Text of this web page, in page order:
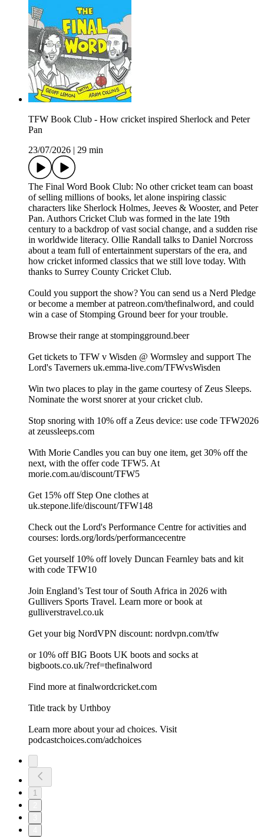
TFW Book Club - How cricket inspired Sherlock and Peter
Pan
23/07/2026
29 min
The Final Word Book Club: No other cricket team can boast
of selling millions of books, let alone inspiring classic
characters like Sherlock Holmes, Jeeves & Wooster, and Peter
Pan. Authors Cricket Club was formed in the late 19th
century to a backdrop of vast social change, and a sudden rise
in worldwide literacy. Ollie Randall talks to Daniel Norcross
about a team full of entertainment superstars of the era, and
how cricket informed classics that we still love today. With
thanks to Surrey County Cricket Club.
Could you support the show? You can send us a Nerd Pledge
or become a member at ⁠⁠⁠⁠⁠⁠⁠⁠⁠⁠⁠⁠⁠⁠⁠⁠⁠⁠⁠⁠⁠⁠⁠⁠⁠⁠⁠⁠⁠⁠⁠⁠⁠⁠⁠⁠⁠⁠⁠⁠⁠⁠⁠⁠⁠⁠⁠⁠⁠⁠⁠⁠⁠⁠⁠⁠⁠⁠⁠⁠⁠⁠⁠⁠⁠⁠⁠⁠⁠⁠⁠⁠⁠⁠⁠⁠⁠⁠⁠⁠⁠⁠⁠⁠⁠⁠⁠⁠⁠⁠⁠⁠⁠⁠⁠⁠⁠⁠⁠⁠⁠⁠⁠⁠⁠⁠⁠⁠⁠⁠⁠⁠⁠⁠⁠⁠⁠⁠⁠⁠⁠patreon.com/thefinalword⁠⁠⁠⁠⁠⁠⁠⁠⁠⁠⁠⁠⁠⁠⁠⁠⁠⁠⁠⁠⁠⁠⁠⁠⁠⁠⁠⁠⁠⁠⁠⁠⁠⁠⁠⁠⁠⁠⁠⁠⁠⁠⁠⁠⁠⁠⁠⁠⁠⁠⁠⁠⁠⁠⁠⁠⁠⁠⁠⁠⁠⁠⁠⁠⁠⁠⁠⁠⁠⁠⁠⁠⁠⁠⁠⁠⁠⁠⁠⁠⁠⁠⁠⁠⁠⁠⁠⁠⁠⁠⁠⁠⁠⁠⁠⁠⁠⁠⁠⁠⁠⁠⁠⁠⁠⁠⁠⁠⁠⁠⁠⁠⁠⁠⁠⁠⁠⁠⁠, and could
win a case of Stomping Ground beer for your trouble.
Browse their range at ⁠⁠⁠⁠⁠⁠⁠⁠⁠⁠⁠⁠⁠⁠⁠⁠⁠⁠⁠⁠⁠⁠⁠⁠⁠⁠⁠⁠⁠⁠⁠⁠⁠⁠⁠⁠⁠⁠⁠⁠⁠stompingground.beer⁠⁠⁠⁠⁠⁠⁠⁠⁠⁠⁠⁠⁠⁠⁠⁠⁠⁠⁠⁠⁠⁠⁠⁠⁠⁠⁠⁠⁠⁠⁠⁠⁠⁠⁠⁠⁠⁠⁠⁠⁠⁠⁠⁠⁠⁠⁠⁠⁠⁠⁠⁠⁠⁠⁠⁠⁠⁠⁠⁠⁠⁠⁠⁠⁠⁠⁠⁠⁠⁠⁠⁠⁠⁠⁠⁠⁠
Get tickets to TFW v Wisden @ Wormsley and support The
Lord's Taverners ⁠⁠⁠⁠uk.emma-live.com/TFWvsWisden⁠⁠⁠⁠
Win two places to play in the game courtesy of Zeus Sleeps.
⁠⁠⁠⁠Nominate the worst snorer at your cricket club. ⁠⁠
Stop snoring with 10% off a Zeus device: use code TFW2026
at ⁠⁠⁠⁠⁠⁠⁠⁠⁠⁠⁠⁠⁠⁠⁠⁠⁠⁠⁠⁠⁠⁠⁠⁠⁠⁠⁠⁠⁠⁠⁠⁠⁠⁠⁠⁠⁠⁠⁠⁠⁠⁠⁠⁠⁠⁠⁠⁠⁠⁠⁠⁠⁠⁠⁠⁠⁠⁠⁠⁠⁠⁠⁠⁠⁠⁠⁠⁠⁠⁠⁠⁠⁠⁠⁠⁠⁠⁠⁠zeussleeps.com⁠⁠⁠⁠⁠⁠⁠⁠⁠⁠⁠⁠⁠⁠⁠⁠⁠⁠⁠⁠⁠⁠⁠⁠⁠⁠⁠⁠⁠⁠⁠⁠⁠⁠⁠⁠⁠⁠⁠⁠⁠⁠⁠⁠⁠⁠⁠⁠⁠⁠⁠⁠⁠⁠⁠⁠⁠⁠⁠⁠⁠⁠⁠⁠⁠⁠⁠⁠⁠⁠⁠⁠⁠⁠⁠⁠⁠⁠⁠
With Morie Candles you can buy one item, get 30% off the
next, with the offer code TFW5. At
⁠⁠⁠⁠⁠⁠⁠⁠⁠⁠⁠⁠⁠⁠⁠⁠⁠⁠⁠⁠⁠⁠⁠⁠morie.com.au⁠⁠⁠⁠⁠⁠⁠⁠⁠⁠⁠⁠⁠/discount/TFW5⁠
Get 15% off Step One clothes at
⁠⁠⁠⁠⁠⁠⁠⁠⁠⁠⁠⁠⁠⁠⁠⁠⁠⁠⁠⁠⁠⁠⁠⁠⁠⁠⁠⁠⁠⁠⁠⁠⁠⁠⁠⁠⁠⁠⁠⁠⁠⁠⁠⁠⁠⁠⁠⁠⁠uk.stepone.life/discount/TFW148⁠⁠⁠⁠⁠⁠⁠⁠⁠⁠⁠⁠⁠⁠⁠⁠⁠⁠⁠⁠⁠⁠⁠⁠⁠⁠⁠⁠⁠⁠⁠⁠⁠⁠⁠⁠⁠⁠⁠⁠⁠⁠⁠⁠⁠⁠⁠⁠⁠⁠⁠⁠⁠⁠⁠⁠⁠⁠⁠⁠⁠⁠⁠⁠⁠⁠⁠⁠⁠⁠
Check out the Lord's Performance Centre for activities and
courses: ⁠⁠⁠⁠⁠⁠⁠⁠⁠⁠⁠⁠⁠⁠⁠⁠⁠⁠⁠⁠⁠⁠⁠⁠⁠⁠⁠⁠⁠lords.org/lords/performancecentre⁠⁠⁠⁠⁠⁠⁠⁠⁠⁠⁠⁠⁠⁠⁠⁠⁠⁠⁠⁠⁠⁠⁠⁠⁠⁠⁠⁠⁠
Get yourself 10% off lovely ⁠⁠⁠⁠⁠⁠⁠⁠⁠⁠⁠⁠⁠⁠⁠⁠⁠⁠Duncan Fearnley ⁠⁠⁠⁠⁠⁠⁠⁠⁠⁠⁠⁠⁠⁠⁠⁠⁠⁠bats and kit
with code TFW10
Join England’s Test tour of South Africa in 2026 with
Gullivers Sports Travel. Learn more or book at
⁠⁠⁠⁠⁠⁠⁠⁠⁠⁠⁠⁠⁠⁠⁠⁠⁠⁠⁠⁠⁠⁠⁠⁠⁠⁠gulliverstravel.co.uk⁠⁠⁠⁠⁠⁠⁠⁠⁠⁠⁠⁠⁠⁠⁠⁠⁠⁠⁠⁠⁠⁠⁠⁠⁠
⁠⁠⁠⁠⁠⁠⁠⁠⁠⁠⁠⁠⁠⁠⁠⁠⁠⁠⁠⁠⁠⁠⁠⁠⁠⁠⁠⁠⁠⁠⁠⁠⁠⁠⁠⁠⁠⁠⁠⁠⁠⁠⁠⁠⁠⁠⁠⁠⁠⁠⁠⁠⁠⁠⁠⁠⁠⁠⁠⁠⁠⁠⁠⁠⁠⁠⁠⁠⁠⁠⁠⁠⁠⁠⁠⁠⁠⁠⁠⁠⁠⁠⁠⁠⁠⁠⁠⁠⁠⁠⁠⁠⁠⁠⁠⁠⁠⁠⁠⁠⁠⁠⁠⁠⁠⁠⁠⁠⁠⁠⁠⁠⁠⁠⁠⁠⁠⁠⁠⁠⁠⁠⁠⁠⁠⁠⁠⁠⁠⁠⁠⁠⁠⁠⁠⁠⁠⁠⁠⁠⁠⁠⁠⁠⁠⁠⁠⁠⁠⁠⁠⁠⁠⁠⁠⁠⁠⁠⁠⁠⁠⁠⁠⁠⁠⁠⁠⁠⁠⁠⁠⁠⁠⁠⁠⁠⁠⁠⁠⁠⁠⁠⁠⁠⁠⁠⁠⁠⁠⁠⁠⁠⁠⁠⁠⁠⁠⁠⁠⁠⁠⁠⁠⁠⁠⁠⁠⁠⁠⁠⁠⁠⁠⁠⁠⁠⁠⁠⁠⁠⁠⁠⁠⁠⁠⁠⁠⁠⁠⁠Get your big NordVPN discount: ⁠⁠⁠⁠⁠⁠⁠⁠⁠⁠⁠⁠⁠⁠⁠⁠⁠⁠⁠⁠⁠⁠⁠⁠⁠⁠⁠⁠⁠⁠⁠⁠⁠⁠⁠⁠⁠⁠⁠⁠⁠⁠⁠⁠⁠⁠⁠⁠⁠⁠⁠⁠⁠⁠⁠⁠⁠⁠⁠⁠⁠⁠⁠⁠⁠⁠⁠⁠⁠⁠⁠⁠⁠⁠⁠⁠⁠⁠⁠⁠⁠⁠⁠⁠⁠⁠⁠⁠⁠⁠⁠⁠⁠⁠⁠⁠⁠⁠⁠⁠⁠⁠⁠⁠⁠⁠⁠⁠⁠⁠⁠⁠⁠⁠⁠⁠⁠⁠⁠⁠⁠⁠nordvpn.com/tfw⁠⁠⁠⁠⁠⁠⁠⁠⁠⁠⁠⁠⁠⁠⁠⁠⁠⁠⁠⁠⁠⁠⁠⁠⁠⁠⁠⁠⁠⁠⁠⁠⁠⁠⁠⁠⁠⁠⁠⁠⁠⁠⁠⁠⁠⁠⁠⁠⁠⁠⁠⁠⁠⁠⁠⁠⁠⁠⁠⁠⁠⁠⁠⁠⁠⁠⁠⁠⁠⁠⁠⁠⁠⁠⁠⁠⁠⁠⁠⁠⁠⁠⁠⁠⁠⁠⁠⁠⁠⁠⁠⁠⁠⁠⁠⁠⁠⁠⁠⁠⁠⁠⁠⁠⁠⁠⁠⁠⁠⁠⁠⁠⁠⁠⁠⁠⁠⁠⁠⁠⁠⁠
or 10% off BIG Boots UK boots and socks at
⁠⁠⁠⁠⁠⁠⁠⁠⁠⁠⁠⁠⁠⁠⁠⁠⁠⁠⁠⁠⁠⁠⁠⁠⁠⁠⁠⁠⁠⁠⁠⁠⁠⁠⁠⁠⁠⁠⁠⁠⁠⁠⁠⁠⁠⁠⁠⁠⁠⁠⁠⁠⁠⁠⁠⁠⁠⁠⁠⁠⁠⁠⁠⁠⁠⁠⁠⁠⁠⁠⁠⁠⁠⁠⁠⁠⁠bigboots.co.uk/?ref=thefinalword⁠⁠⁠⁠⁠⁠⁠⁠⁠⁠⁠⁠⁠⁠⁠⁠⁠⁠⁠⁠⁠⁠⁠⁠⁠⁠⁠⁠⁠⁠⁠⁠⁠⁠⁠⁠⁠⁠⁠⁠⁠⁠⁠⁠⁠⁠⁠⁠⁠⁠⁠⁠⁠⁠⁠⁠⁠⁠⁠⁠⁠⁠⁠⁠⁠⁠⁠⁠⁠⁠⁠⁠⁠⁠⁠⁠⁠
Find more at ⁠⁠⁠⁠⁠⁠⁠⁠⁠⁠⁠⁠⁠⁠⁠⁠⁠⁠⁠⁠⁠⁠⁠⁠⁠⁠⁠⁠⁠⁠⁠⁠⁠⁠⁠⁠⁠⁠⁠⁠⁠⁠⁠⁠⁠⁠⁠⁠⁠⁠⁠⁠⁠⁠⁠⁠⁠⁠⁠⁠⁠⁠⁠⁠⁠⁠⁠⁠⁠⁠⁠⁠⁠⁠⁠⁠⁠⁠⁠⁠⁠⁠⁠⁠⁠⁠⁠⁠⁠⁠⁠⁠⁠⁠⁠⁠⁠⁠⁠⁠⁠⁠⁠⁠⁠⁠⁠⁠⁠⁠⁠⁠⁠⁠⁠⁠⁠⁠⁠⁠⁠finalwordcricket.com⁠⁠⁠⁠⁠⁠⁠⁠⁠⁠⁠⁠⁠⁠⁠⁠⁠⁠⁠⁠⁠⁠⁠⁠⁠⁠⁠⁠⁠⁠⁠⁠⁠⁠⁠⁠⁠⁠⁠⁠⁠⁠⁠⁠⁠⁠⁠⁠⁠⁠⁠⁠⁠⁠⁠⁠⁠⁠⁠⁠⁠⁠⁠⁠⁠⁠⁠⁠⁠⁠⁠⁠⁠⁠⁠⁠⁠⁠⁠⁠⁠⁠⁠⁠⁠⁠⁠⁠⁠⁠⁠⁠⁠⁠⁠⁠⁠⁠⁠⁠⁠⁠⁠⁠⁠⁠⁠⁠⁠⁠⁠⁠⁠⁠⁠⁠⁠⁠⁠⁠⁠
Title track by ⁠⁠⁠⁠⁠⁠⁠⁠⁠⁠⁠⁠⁠⁠⁠⁠⁠⁠⁠⁠⁠⁠⁠⁠⁠⁠⁠⁠⁠⁠⁠⁠⁠⁠⁠⁠⁠⁠⁠⁠⁠⁠⁠⁠⁠⁠⁠⁠⁠⁠⁠⁠⁠⁠⁠⁠⁠⁠⁠⁠⁠⁠⁠⁠⁠⁠⁠⁠⁠⁠⁠⁠⁠⁠⁠⁠⁠⁠⁠⁠⁠⁠⁠⁠⁠⁠⁠⁠⁠⁠⁠⁠⁠⁠⁠⁠⁠⁠⁠⁠⁠⁠⁠⁠⁠⁠⁠⁠⁠⁠⁠⁠⁠⁠⁠⁠⁠⁠⁠⁠⁠Urthboy⁠⁠⁠⁠⁠⁠⁠⁠⁠⁠⁠⁠⁠⁠⁠⁠⁠⁠⁠⁠⁠⁠⁠⁠⁠⁠⁠⁠⁠⁠⁠
Learn more about your ad choices. Visit
podcastchoices.com/adchoices
1